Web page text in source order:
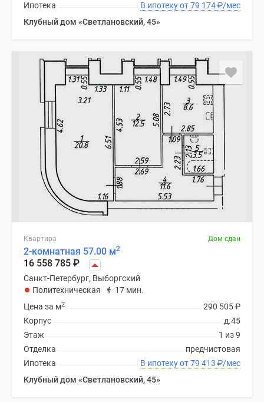
В ипотеку от 79 174₽/мес
Ипотека
Клубный дом «Светлановский, 45»
Квартира Дом сдан
2-комнатная 57.00 м2
16 558 785 ₽
Санкт-Петербург, Выборгский
Политехническая
17 мин.
290 505₽
Цена за м2
д.45
Корпус
1 из 9
Этаж
предчистовая
Отделка
В ипотеку от 79 413 ₽/мес
Ипотека
Клубный дом «Светлановский, 45»